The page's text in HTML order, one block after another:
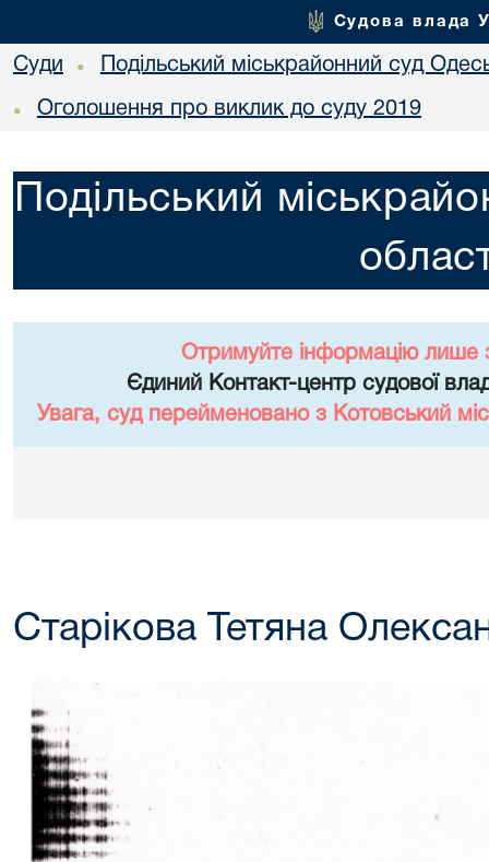
Судова влада
Суди • Подільський міськрайонний суд
• Оголошення про виклик до суду 2019
Подільський
Отримуйте інформацію лише
Єдиний Контакт-центр судової
Увага, суд перейменовано з Котовський
Старікова Тетяна